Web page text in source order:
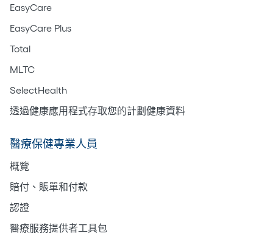
EasyCare
EasyCare Plus
Total
MLTC
SelectHealth
透過健康應用程式存取您的計劃健康資料
醫療保健專業人員
概覽
賠付、賬單和付款
認證
醫療服務提供者工具包